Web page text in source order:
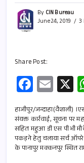
By CIN Bureau
June 24, 2019
3
Share Post:
Fa
ce
b
o
o
E
m
ail
X
हाजीपुर/जन्दाहा(वैशाली)
संयक्त कार्रवाई, सूचना पर
सहित महुआ डी एस पी भी
पकड़ने हेतु चलाया सर्च
के पानापुर मक्कनपुर स्थित